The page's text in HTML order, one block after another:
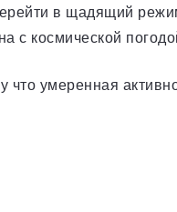
в щадящий
с космической
умеренная